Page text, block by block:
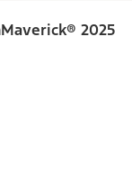
Maverick® 2025